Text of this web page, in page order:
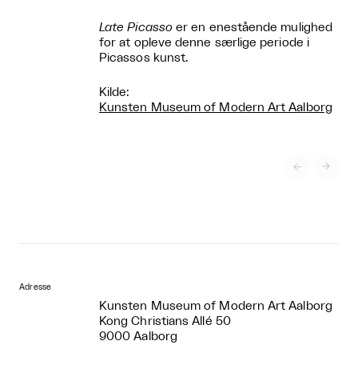
Late Picassoer en enestående mulighed
for at opleve denne særlige periode i
Picassos kunst.
Kilde:
Kunsten Museum of Modern Art Aalborg
 
Adresse
Kunsten Museum of Modern Art Aalborg
Kong Christians Allé 50
9000 Aalborg